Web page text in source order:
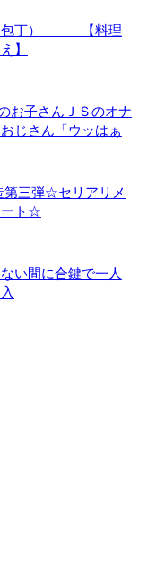
し包丁） 【料理
】
お子さんＪＳのオナ
じさん「ウッはぁ
第三弾☆セリアリメ
ート☆
い間に合鍵で一人